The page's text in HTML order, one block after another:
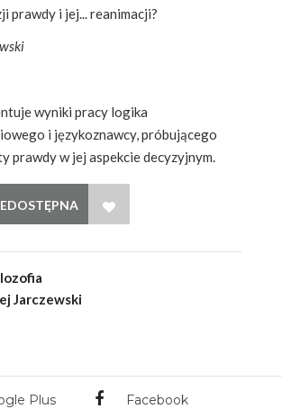
prawdy i jej... reanimacji?
wyniki pracy logika
i językoznawcy, próbującego
prawdy w jej aspekcie decyzyjnym.
WISH LIST
Jarczewski
Plus
Facebook